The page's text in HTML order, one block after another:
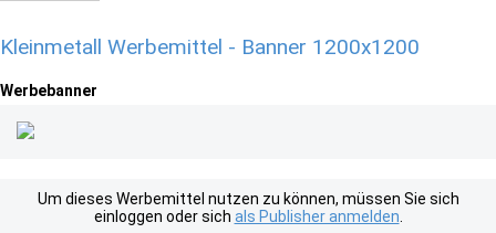
Kleinmetall Werbemittel - Banner 1200x1200
Werbebanner
Um dieses Werbemittel nutzen zu können, müssen Sie sich
einloggen oder sich als Publisher anmelden